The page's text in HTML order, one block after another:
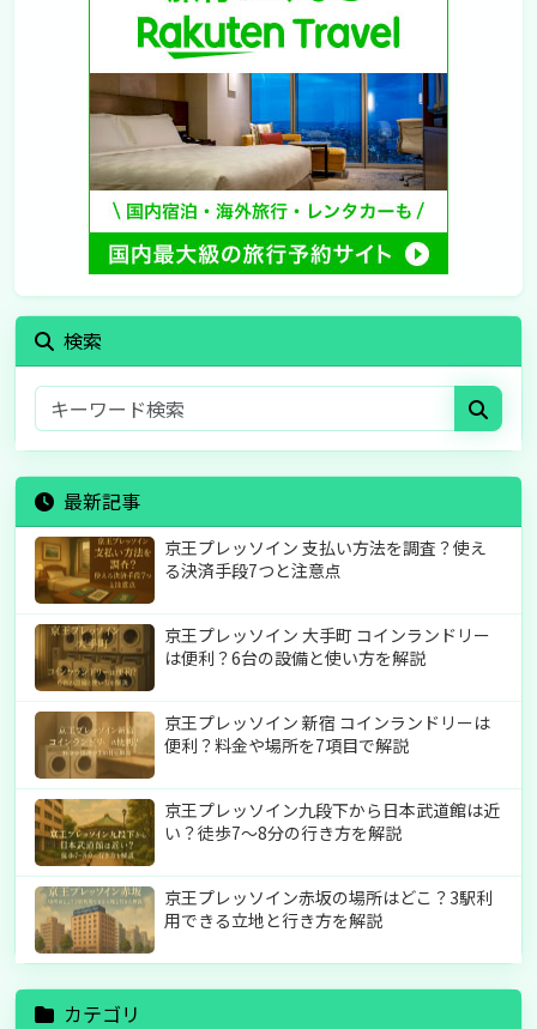
検索
最新記事
京王プレッソイン 支払い方法を調査？使え
る決済手段7つと注意点
京王プレッソイン 大手町 コインランドリー
は便利？6台の設備と使い方を解説
京王プレッソイン 新宿 コインランドリーは
便利？料金や場所を7項目で解説
京王プレッソイン九段下から日本武道館は近
い？徒歩7〜8分の行き方を解説
京王プレッソイン赤坂の場所はどこ？3駅利
用できる立地と行き方を解説
カテゴリ